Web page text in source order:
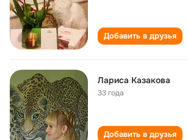
Добавить в друзья
Лариса Казакова
33 года
Добавить в друзья